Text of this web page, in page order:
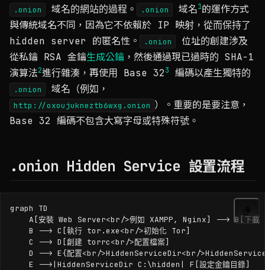
.onion 域名的網站的過程。 .onion 域名1的運作方式
與傳統域名不同，因為它不依賴於 IP 映射，從而保持了
hidden server 的匿名性。
.onion
位址的創建涉及
從私鑰 RSA 金鑰生成公鑰 ，然後通過現已過時的 SHA-1
演算法2進行雜湊，再使用 Base 323 編碼以產生獨特的
.onion 域名（例如，
http://oxoujukneztb6wxg.onion ）。重要的是要注意，
Base 32 編碼不包含大寫字母或特殊符號。
.onion Hidden Service 設置流程
graph TD
A[安裝 Web Server<br/>例如 XAMPP, Nginx] --> B[下
    B --> C[執行 tor.exe<br/>初始化 Tor]
    C --> D[創建 torrc<br/>配置檔案]
D --> E{配置<br/>HiddenServiceDir<br/
    E -->|HiddenServiceDir C:\hidden| F[設定金鑰目錄]